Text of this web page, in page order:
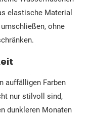
elastische Material
ohne
auffälligen Farben
nur stilvoll sind,
dunkleren Monaten